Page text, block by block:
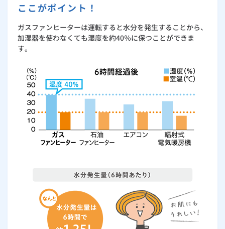
ここがポイント！
ガスファンヒーターは運転すると水分を発生することから、
加湿器を使わなくても湿度を約40％に保つことができま
す。